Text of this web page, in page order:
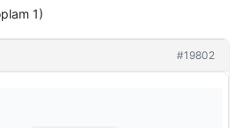
1)
#19802